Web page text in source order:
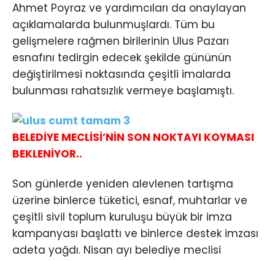
Ahmet Poyraz ve yardımcıları da onaylayan
açıklamalarda bulunmuşlardı. Tüm bu
gelişmelere rağmen birilerinin Ulus Pazarı
esnafını tedirgin edecek şekilde gününün
değiştirilmesi noktasında çeşitli imalarda
bulunması rahatsızlık vermeye başlamıştı.
BELEDİYE MECLİSİ’NİN SON NOKTAYI KOYMASI
BEKLENİYOR..
Son günlerde yeniden alevlenen tartışma
üzerine binlerce tüketici, esnaf, muhtarlar ve
çeşitli sivil toplum kuruluşu büyük bir imza
kampanyası başlattı ve binlerce destek imzası
adeta yağdı. Nisan ayı belediye meclisi